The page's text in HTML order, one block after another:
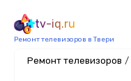
tv-iq.ru
Ремонт телевизоров в Твери
Ремонт телевизоров /